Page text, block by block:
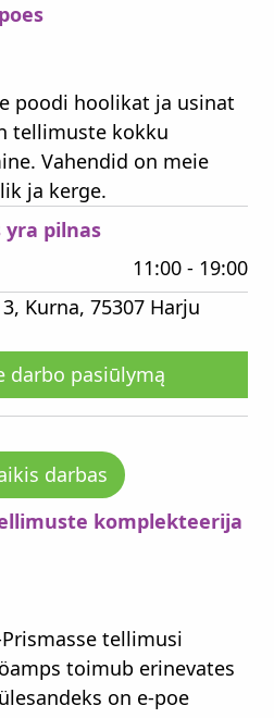
poodi hoolikat ja usinat
tellimuste kokku
Vahendid on meie
ja kerge.
yra pilnas
11:00 - 19:00
Kurna, 75307 Harju
darbo pasiūlymą
darbas
komplekteerija
tellimusi
toimub erinevates
on e-poe